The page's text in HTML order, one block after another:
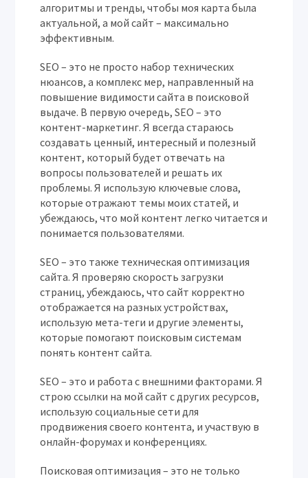
алгоритмы и тренды, чтобы моя карта была
актуальной, а мой сайт – максимально
эффективным.
SEO – это не просто набор технических
нюансов, а комплекс мер, направленный на
повышение видимости сайта в поисковой
выдаче. В первую очередь, SEO – это
контент-маркетинг. Я всегда стараюсь
создавать ценный, интересный и полезный
контент, который будет отвечать на
вопросы пользователей и решать их
проблемы. Я использую ключевые слова,
которые отражают темы моих статей, и
убеждаюсь, что мой контент легко читается и
понимается пользователями.
SEO – это также техническая оптимизация
сайта. Я проверяю скорость загрузки
страниц, убеждаюсь, что сайт корректно
отображается на разных устройствах,
использую мета-теги и другие элементы,
которые помогают поисковым системам
понять контент сайта.
SEO – это и работа с внешними факторами. Я
строю ссылки на мой сайт с других ресурсов,
использую социальные сети для
продвижения своего контента, и участвую в
онлайн-форумах и конференциях.
Поисковая оптимизация – это не только